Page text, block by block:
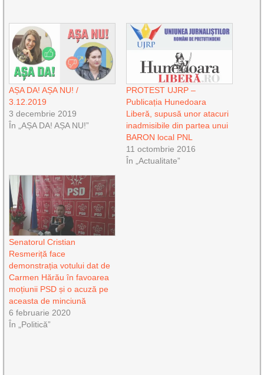
AȘA DA! AȘA NU! /
3.12.2019
3 decembrie 2019
În „AȘA DA! AȘA NU!”
PROTEST UJRP –
Publicația Hunedoara
Liberă, supusă unor atacuri
inadmisibile din partea unui
BARON local PNL
11 octombrie 2016
În „Actualitate”
Senatorul Cristian
Resmeriță face
demonstrația votului dat de
Carmen Hărău în favoarea
moțiunii PSD și o acuză pe
aceasta de minciună
6 februarie 2020
În „Politică”